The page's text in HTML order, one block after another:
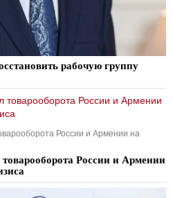
рабочую группу
России и Армении на
России и Армении